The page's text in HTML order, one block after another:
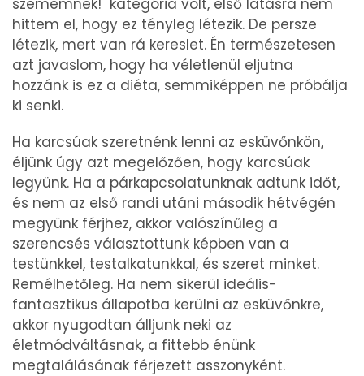
szememnek!" kategória volt, első látásra nem
hittem el, hogy ez tényleg létezik. De persze
létezik, mert van rá kereslet. Én természetesen
azt javaslom, hogy ha véletlenül eljutna
hozzánk is ez a diéta, semmiképpen ne próbálja
ki senki.
Ha karcsúak szeretnénk lenni az esküvőnkön,
éljünk úgy azt megelőzően, hogy karcsúak
legyünk. Ha a párkapcsolatunknak adtunk időt,
és nem az első randi utáni második hétvégén
megyünk férjhez, akkor valószínűleg a
szerencsés választottunk képben van a
testünkkel, testalkatunkkal, és szeret minket.
Remélhetőleg. Ha nem sikerül ideális-
fantasztikus állapotba kerülni az esküvőnkre,
akkor nyugodtan álljunk neki az
életmódváltásnak, a fittebb énünk
megtalálásának férjezett asszonyként.